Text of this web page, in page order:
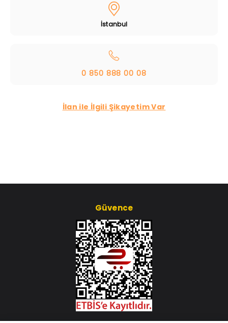
İstanbul
0 850 888 00 08
İlan ile İlgili Şikayetim Var
Güvence